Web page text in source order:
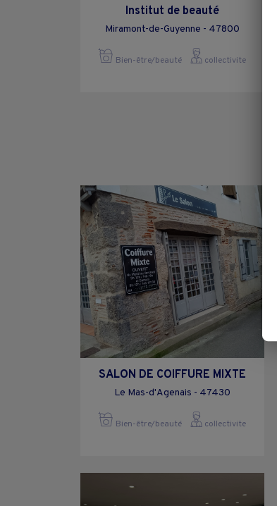
Institut de beauté
Miramont-de-Guyenne - 47800
Bien-être/beauté collectivite
SALON DE COIFFURE MIXTE
Le Mas-d'Agenais - 47430
Bien-être/beauté collectivite